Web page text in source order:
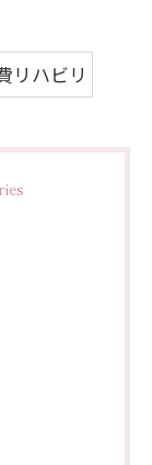
リハビリ